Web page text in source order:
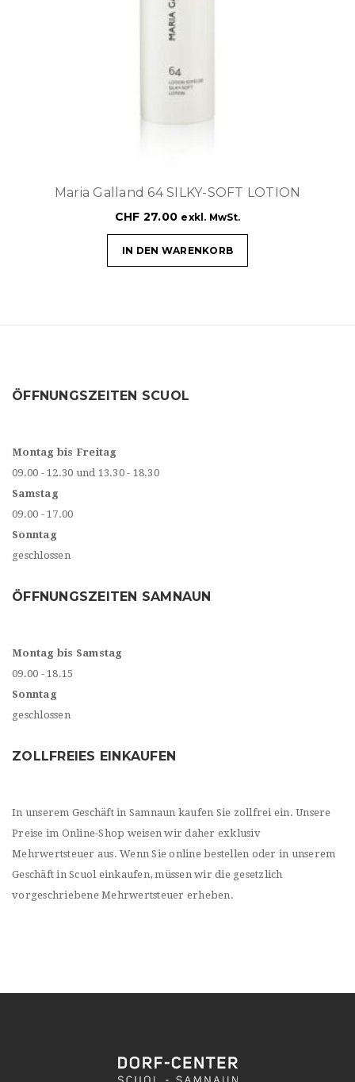
Maria Galland 64 SILKY-SOFT LOTION
CHF 27.00 exkl. MwSt.
IN DEN WARENKORB
ÖFFNUNGSZEITEN SCUOL
Montag bis Freitag
09.00 - 12.30 und 13.30 - 18.30
Samstag
09.00 - 17.00
Sonntag
geschlossen
ÖFFNUNGSZEITEN SAMNAUN
Montag bis Samstag
09.00 - 18.15
Sonntag
geschlossen
ZOLLFREIES EINKAUFEN
In unserem Geschäft in Samnaun kaufen Sie zollfrei ein. Unsere
Preise im Online-Shop weisen wir daher exklusiv
Mehrwertsteuer aus. Wenn Sie online bestellen oder in unserem
Geschäft in Scuol einkaufen, müssen wir die gesetzlich
vorgeschriebene Mehrwertsteuer erheben.